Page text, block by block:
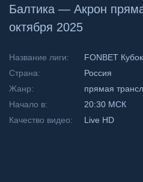
Балтика — Акрон
октября 2025
Название лиги:
FONBET
Страна:
Россия
Жанр:
прямая
Начало в:
20:30 МСК
Качество видео:
Live HD